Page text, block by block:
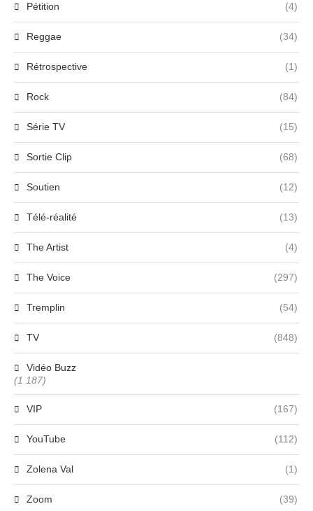
Pétition (4)
Reggae (34)
Rétrospective (1)
Rock (84)
Série TV (15)
Sortie Clip (68)
Soutien (12)
Télé-réalité (13)
The Artist (4)
The Voice (297)
Tremplin (54)
TV (848)
Vidéo Buzz
(1 187)
VIP (167)
YouTube (112)
Zolena Val (1)
Zoom (39)